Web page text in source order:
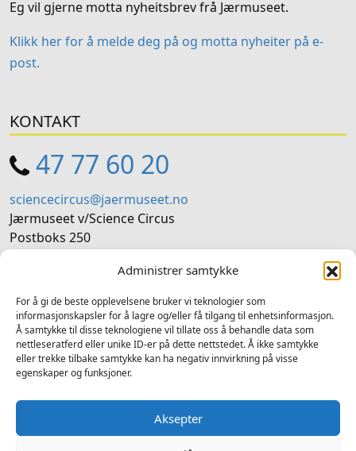
Administrer samtykke
For å gi de beste opplevelsene bruker vi teknologier som
informasjonskapsler for å lagre og/eller få tilgang til enhetsinformasjon.
Å samtykke til disse teknologiene vil tillate oss å behandle data som
nettleseratferd eller unike ID-er på dette nettstedet. Å ikke samtykke
eller trekke tilbake samtykke kan ha negativ innvirkning på visse
egenskaper og funksjoner.
Aksepter
Eg vil gjerne motta nyheitsbrev frå Jærmuseet.
Klikk her for å melde deg på og motta nyheiter på e-
post.
KONTAKT
47 77 60 20
sciencecircus@jaermuseet.no
Jærmuseet v/Science Circus
Postboks 250
SOSIALE MEDIER
Følg oss på sosiale medium for nyheiter og tilbod
FacebookInstagram